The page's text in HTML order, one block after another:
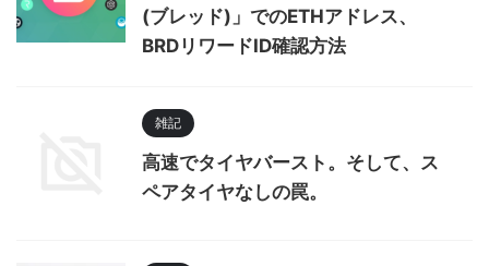
(ブレッド)」でのETHアドレス、
BRDリワードID確認方法
雑記
高速でタイヤバースト。そして、ス
ペアタイヤなしの罠。